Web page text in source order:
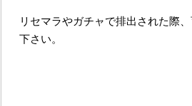
リセマラやガチャで排出された際
下さい。